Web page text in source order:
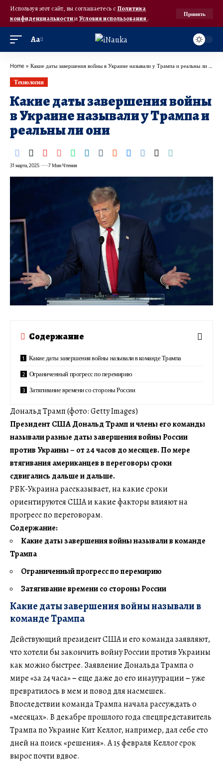
Используя этот сайт, вы соглашаетесь с Политика
конфиденциальностииУсловия использования.
Принять
Аа
Home » Какие даты завершения войны в Украине называли у Трампа и реальны ли они
Технологии
Какие даты завершения войны
в Украине называли у Трампа и
реальны ли они
31 марта, 2025 7 Мин Чтения
Содержание
Какие даты завершения войны называли в команде Трампа
Ограниченный прогресс по перемирию
Затягивание времени со стороны России
Дональд Трамп (фото: Getty Images)
Президент США Дональд Трамп и члены его команды
называли разные даты завершения войны России
против Украины – от 24 часов до месяцев. По мере
втягивания американцев в переговоры сроки
сдвигались дальше и дальше.
РБК-Украина рассказывает, на какие сроки
ориентируются США и какие факторы влияют на
прогресс по переговорам.
Содержание:
Какие даты завершения войны называли в команде
Трампа
Ограниченный прогресс по перемирию
Затягивание времени со стороны России
Какие даты завершения войны называли в
команде Трампа
Действующий президент США и его команда заявляют,
что хотели бы закончить войну России против Украины
как можно быстрее. Заявление Дональда Трампа о
мире «за 24 часа»–еще даже до его инаугурации–уже
превратилось в мем и повод для насмешек.
Впоследствии команда Трампа начала рассуждать о
«месяцах». В декабре прошлого года спецпредставитель
Трампа по Украине Кит Келлог, например, дал себе сто
дней на поиск «решения». А 15 февраля Келлог срок
вырос почти вдвое.